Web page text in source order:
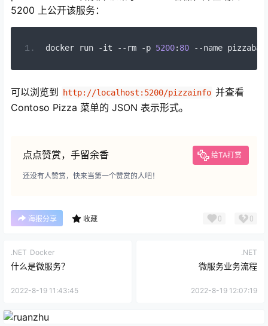
5200 上公开该服务：
docker run -it -- rm -p 5200: 80 --name
可以浏览到 http://localhost:5200/pizzainfo 并查看
Contoso Pizza 菜单的 JSON 表示形式。
点点赞赏，手留余香 给TA打赏
还没有人赞赏，快来当第一个赞赏的人吧！
海报分享 收藏 0 0
.NET Docker
什么是微服务？
2022-8-19 11:43:45
.NET
微服务业务流程
2022-8-19 12:07:19